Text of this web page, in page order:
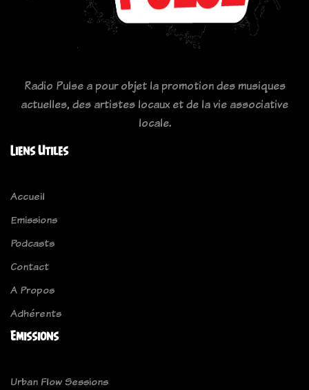
Radio Pulse a pour objet la promotion des musiques
actuelles, des artistes locaux et de la vie associative
locale.
Liens Utiles
Accueil
Emissions
Podcasts
Contact
A Propos
Adhérents
Emissions
Urban Flow Sessions